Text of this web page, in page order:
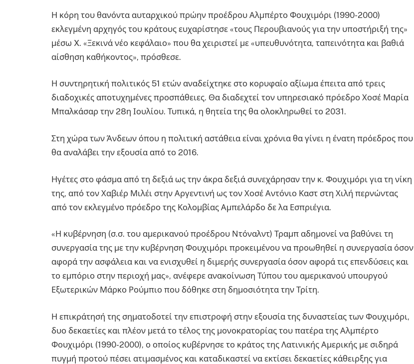
Η κόρη του θανόντα αυταρχικού πρώην προέδρου Αλμπέρτο Φουχιμόρι (1990-2000)
εκλεγμένη αρχηγός του κράτους ευχαρίστησε «τους Περουβιανούς για την υποστήριξή της»
μέσω X. «Ξεκινά νέο κεφάλαιο» που θα χειριστεί με «υπευθυνότητα, ταπεινότητα και βαθιά
αίσθηση καθήκοντος», πρόσθεσε.
Η συντηρητική πολιτικός 51 ετών αναδείχτηκε στο κορυφαίο αξίωμα έπειτα από τρεις
διαδοχικές αποτυχημένες προσπάθειες. Θα διαδεχτεί τον υπηρεσιακό πρόεδρο Χοσέ Μαρία
Μπαλκάσαρ την 28η Ιουλίου. Τυπικά, η θητεία της θα ολοκληρωθεί το 2031.
Στη χώρα των Άνδεων όπου η πολιτική αστάθεια είναι χρόνια θα γίνει η ένατη πρόεδρος που
θα αναλάβει την εξουσία από το 2016.
Ηγέτες στο φάσμα από τη δεξιά ως την άκρα δεξιά συνεχάρησαν την κ. Φουχιμόρι για τη νίκη
της, από τον Χαβιέρ Μιλέι στην Αργεντινή ως τον Χοσέ Αντόνιο Καστ στη Χιλή περνώντας
από τον εκλεγμένο πρόεδρο της Κολομβίας Αμπελάρδο δε λα Εσπριέγια.
«Η κυβέρνηση (σ.σ. του αμερικανού προέδρου Ντόναλντ) Τραμπ αδημονεί να βαθύνει τη
συνεργασία της με την κυβέρνηση Φουχιμόρι προκειμένου να προωθηθεί η συνεργασία όσον
αφορά την ασφάλεια και να ενισχυθεί η διμερής συνεργασία όσον αφορά τις επενδύσεις και
το εμπόριο στην περιοχή μας», ανέφερε ανακοίνωση Τύπου του αμερικανού υπουργού
Εξωτερικών Μάρκο Ρούμπιο που δόθηκε στη δημοσιότητα την Τρίτη.
Η επικράτησή της σηματοδοτεί την επιστροφή στην εξουσία της δυναστείας των Φουχιμόρι,
δυο δεκαετίες και πλέον μετά το τέλος της μονοκρατορίας του πατέρα της Αλμπέρτο
Φουχιμόρι (1990-2000), ο οποίος κυβέρνησε το κράτος της Λατινικής Αμερικής με σιδηρά
πυγμή προτού πέσει ατιμασμένος και καταδικαστεί να εκτίσει δεκαετίες κάθειρξης για